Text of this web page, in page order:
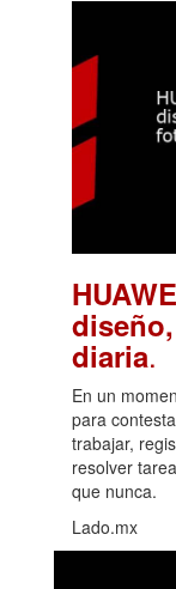
diaria.
En un
para
trabajar,
resolver
que nunca.
Lado.mx